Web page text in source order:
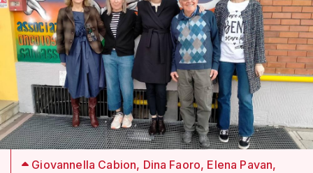
Giovannella Cabion, Dina Faoro, Elena Pavan,